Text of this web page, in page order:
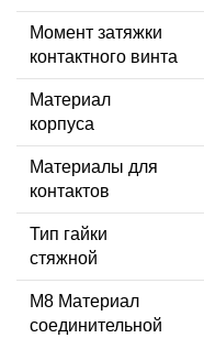
Момент затяжки
контактного винта
Материал
корпуса
Материалы для
контактов
Тип гайки
стяжной
М8 Материал
соединительной